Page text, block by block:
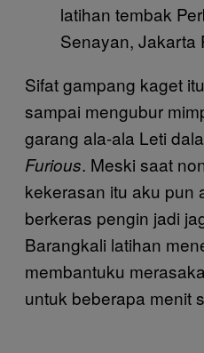
latihan tembak
Senayan, Jakarta
Sifat gampang kaget
sampai mengubur
garang ala-ala Leti
Furious. Meski saat
kekerasan itu aku pun
berkeras pengin jadi
Barangkali latihan
membantuku
untuk beberapa menit